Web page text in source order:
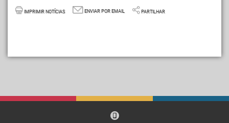
IMPRIMIR NOTÍCIAS ENVIAR POR EMAIL PARTILHAR